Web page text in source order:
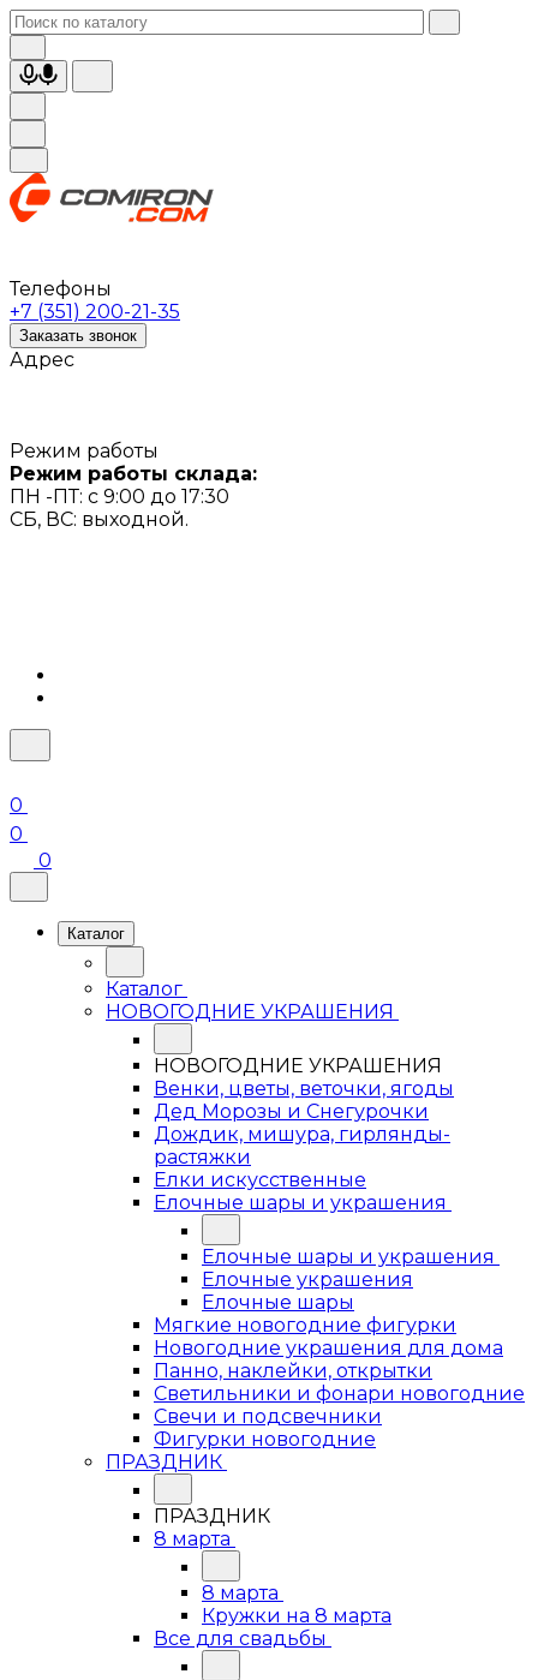
Телефоны
+7 (351) 200-21-35
Заказать звонок
Адрес
Режим работы
Режим работы склада:
ПН -ПТ: с 9:00 до 17:30
СБ, ВС: выходной.
0
0
0
Каталог
Каталог
НОВОГОДНИЕ УКРАШЕНИЯ
НОВОГОДНИЕ УКРАШЕНИЯ
Венки, цветы, веточки, ягоды
Дед Морозы и Снегурочки
Дождик, мишура, гирлянды-
растяжки
Елки искусственные
Елочные шары и украшения
Елочные шары и украшения
Елочные украшения
Елочные шары
Мягкие новогодние фигурки
Новогодние украшения для дома
Панно, наклейки, открытки
Светильники и фонари новогодние
Свечи и подсвечники
Фигурки новогодние
ПРАЗДНИК
ПРАЗДНИК
8 марта
8 марта
Кружки на 8 марта
Все для свадьбы